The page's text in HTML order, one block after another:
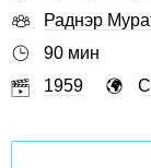
Раднэр
90 мин
1959